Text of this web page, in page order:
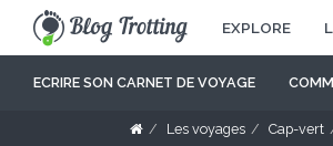
EXPLORE
ECRIRE SON CARNET DE VOYAGE
Les voyages Cap-vert